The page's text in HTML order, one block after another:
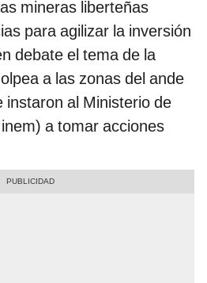
mineras liberteñas
para agilizar la inversión
debate el tema de la
a las zonas del ande
instaron al Ministerio de
a tomar acciones